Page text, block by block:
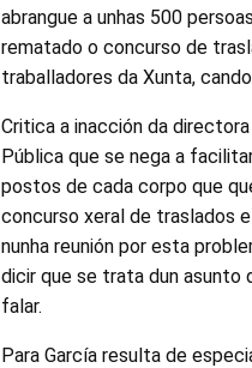
abrangue a unhas 500
rematado o concurso de
traballadores da Xunta,
Critica a inacción da
Pública que se nega a
postos de cada corpo que
concurso xeral de traslados
nunha reunión por esta
dicir que se trata dun asunto
falar.
Para García resulta de